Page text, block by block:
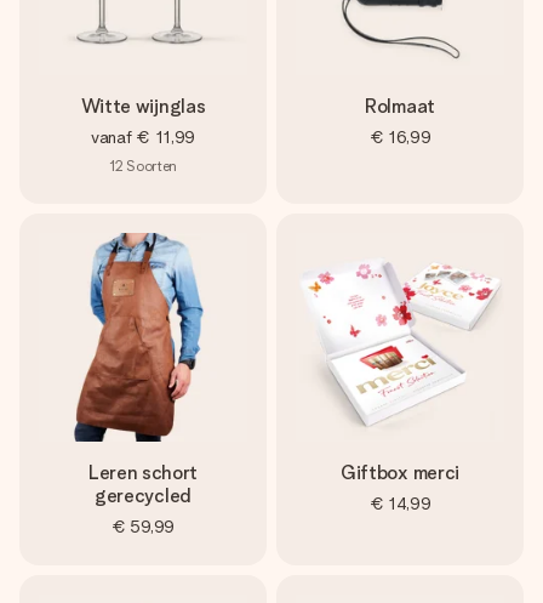
Witte wijnglas
vanaf € 11,99
12 Soorten
Rolmaat
€ 16,99
Leren schort
gerecycled
€ 59,99
Giftbox merci
€ 14,99